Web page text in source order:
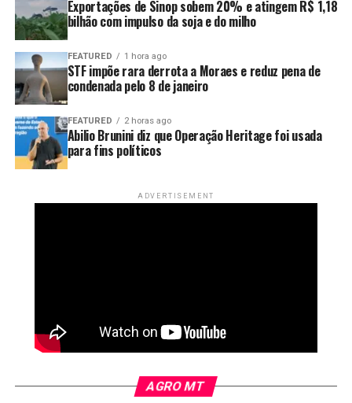
Mato Grosso aos grandes centros consumidores, como
São Paulo e Rio de Janeiro. “Nós precisamos sonhar com
um etanolduto. Nós já estamos fazendo um projeto, tem
alguns trabalhos nesse sentido”
A expansão ferroviária, a duplicação da BR-163 e a
Ferrogrão também são consideradas estratégicas para
reduzir o custo de transporte. A ligação com o Arco
Norte pode ampliar ainda o acesso aos mercados
internacionais, principalmente na Ásia e na Europa.
Foto: Pedro Silvestre/Canal Rural Mato Grosso
Exportações de Sinop sobem 20% e atingem R$ 1,18
bilhão com impulso da soja e do milho
FEATURED 1 hora ago
STF impõe rara derrota a Moraes e reduz pena de
condenada pelo 8 de janeiro
FEATURED 2 horas ago
Abilio Brunini diz que Operação Heritage foi usada
para fins políticos
ADVERTISEMENT
AGRO MT